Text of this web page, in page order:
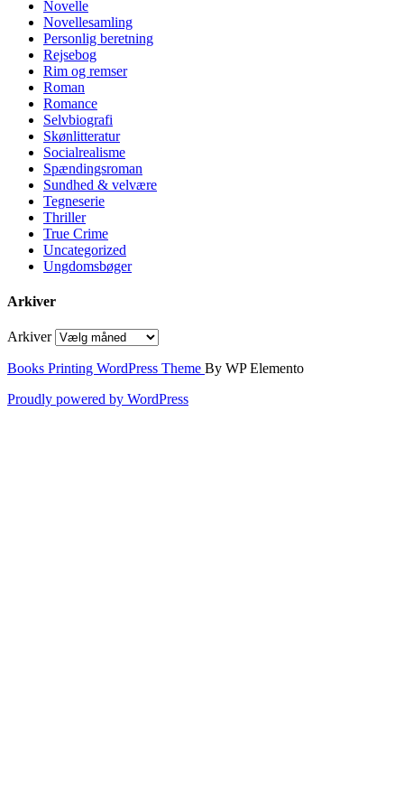
Novelle
Novellesamling
Personlig beretning
Rejsebog
Rim og remser
Roman
Romance
Selvbiografi
Skønlitteratur
Socialrealisme
Spændingsroman
Sundhed & velvære
Tegneserie
Thriller
True Crime
Uncategorized
Ungdomsbøger
Arkiver
Arkiver
Books Printing WordPress Theme By WP Elemento
Proudly powered by WordPress